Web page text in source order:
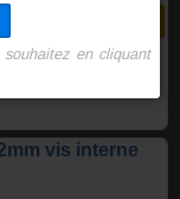
vis interne